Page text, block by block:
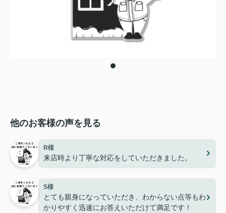
他のお客様の声を見る
R様
来店時より丁寧な対応をしていただきました。
S様
とても親身になっていただき、わからない点等もわ
かりやすく迅速にお答えいただけて満足です！